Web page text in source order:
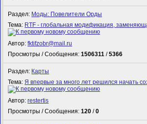
Раздел: Моды: Повелители Орды
Тема: RTF - глобальная модификация,
Автор:fktifzobr@mail.ru
Просмотры / Сообщения:1506311 /5366
Раздел: Карты
Тема:Я впервые за много лет решился начать
Автор:restertis
Просмотры / Сообщения:120 /0